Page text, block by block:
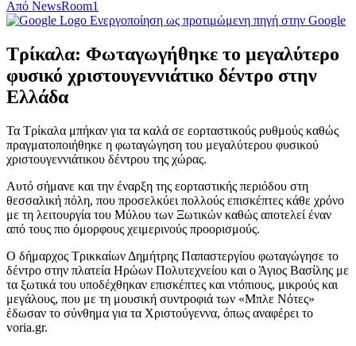
Από NewsRoom1
Ενεργοποίηση ως προτιμώμενη πηγή στην Google
Τρίκαλα: Φωταγωγήθηκε το μεγαλύτερο
φυσικό χριστουγεννιάτικο δέντρο στην
Ελλάδα
Τα Τρίκαλα μπήκαν για τα καλά σε εορταστικούς ρυθμούς καθώς
πραγματοποιήθηκε η φωταγώγηση του μεγαλύτερου φυσικού
χριστουγεννιάτικου δέντρου της χώρας.
Αυτό σήμανε και την έναρξη της εορταστικής περιόδου στη
θεσσαλική πόλη, που προσελκύει πολλούς επισκέπτες κάθε χρόνο
με τη λειτουργία του Μύλου των Ξωτικών καθώς αποτελεί έναν
από τους πιο όμορφους χειμερινούς προορισμούς.
Ο δήμαρχος Τρικκαίων Δημήτρης Παπαστεργίου φωταγώγησε το
δέντρο στην πλατεία Ηρώων Πολυτεχνείου και ο Άγιος Βασίλης με
τα ξωτικά του υποδέχθηκαν επισκέπτες και ντόπιους, μικρούς και
μεγάλους, που με τη μουσική συντροφιά των «Μπλε Νότες»
έδωσαν το σύνθημα για τα Χριστούγεννα, όπως αναφέρει το
voria.gr.